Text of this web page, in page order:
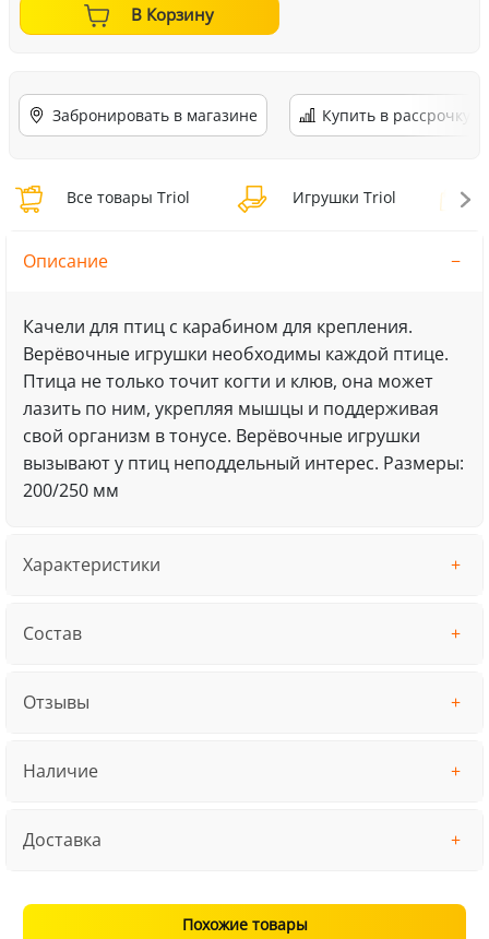
В Корзину
Забронировать в магазине Купить в рассрочку
Все товары Triol Игрушки Triol
Описание
Качели для птиц с карабином для крепления.
Верёвочные игрушки необходимы каждой птице.
Птица не только точит когти и клюв, она может
лазить по ним, укрепляя мышцы и поддерживая
свой организм в тонусе. Верёвочные игрушки
вызывают у птиц неподдельный интерес. Размеры:
200/250 мм
Характеристики
Состав
Отзывы
Наличие
Доставка
Похожие товары